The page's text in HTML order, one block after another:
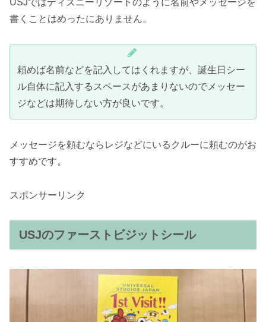
USJではディズニーリゾートのように名前やメッセージを
書くことはめったにありません。
頼めば名前などを記入してはくれますが、誕生日シー
ル自体に記入するスペースがあまりないのでメッセー
ジなどは期待しない方が良いです。
メッセージを頼むならレジなどにいるクルーに頼むのがお
すすめです。
スポンサーリンク
USJのファーストビジットシール